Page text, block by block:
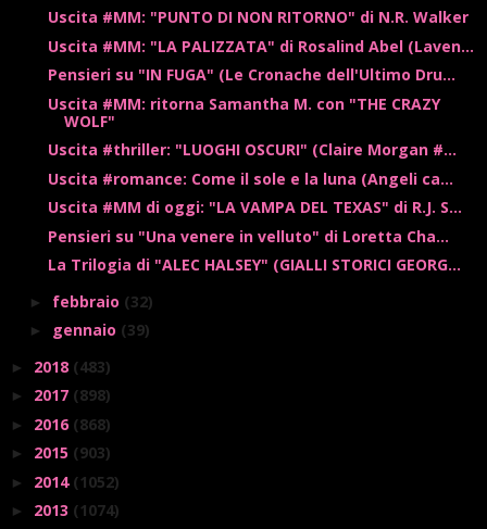
Uscita #MM: "PUNTO DI NON RITORNO" di N.R. Walker
Uscita #MM: "LA PALIZZATA" di Rosalind Abel (Laven...
Pensieri su "IN FUGA" (Le Cronache dell'Ultimo Dru...
Uscita #MM: ritorna Samantha M. con "THE CRAZY
WOLF"
Uscita #thriller: "LUOGHI OSCURI" (Claire Morgan #...
Uscita #romance: Come il sole e la luna (Angeli ca...
Uscita #MM di oggi: "LA VAMPA DEL TEXAS" di R.J. S...
Pensieri su "Una venere in velluto" di Loretta Cha...
La Trilogia di "ALEC HALSEY" (GIALLI STORICI GEORG...
► febbraio (32)
► gennaio (39)
► 2018 (483)
► 2017 (898)
► 2016 (868)
► 2015 (903)
► 2014 (1052)
► 2013 (1074)